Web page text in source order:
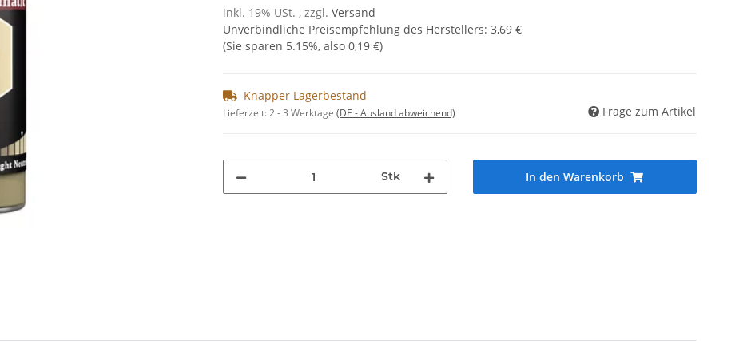
inkl. 19% USt. , zzgl. Versand
Unverbindliche Preisempfehlung des Herstellers: 3,69 €
(Sie sparen 5.15%, also 0,19 €)
Knapper Lagerbestand
Lieferzeit:2 - 3 Werktage (DE - Ausland abweichend) Frage zum Artikel
Stk In den Warenkorb